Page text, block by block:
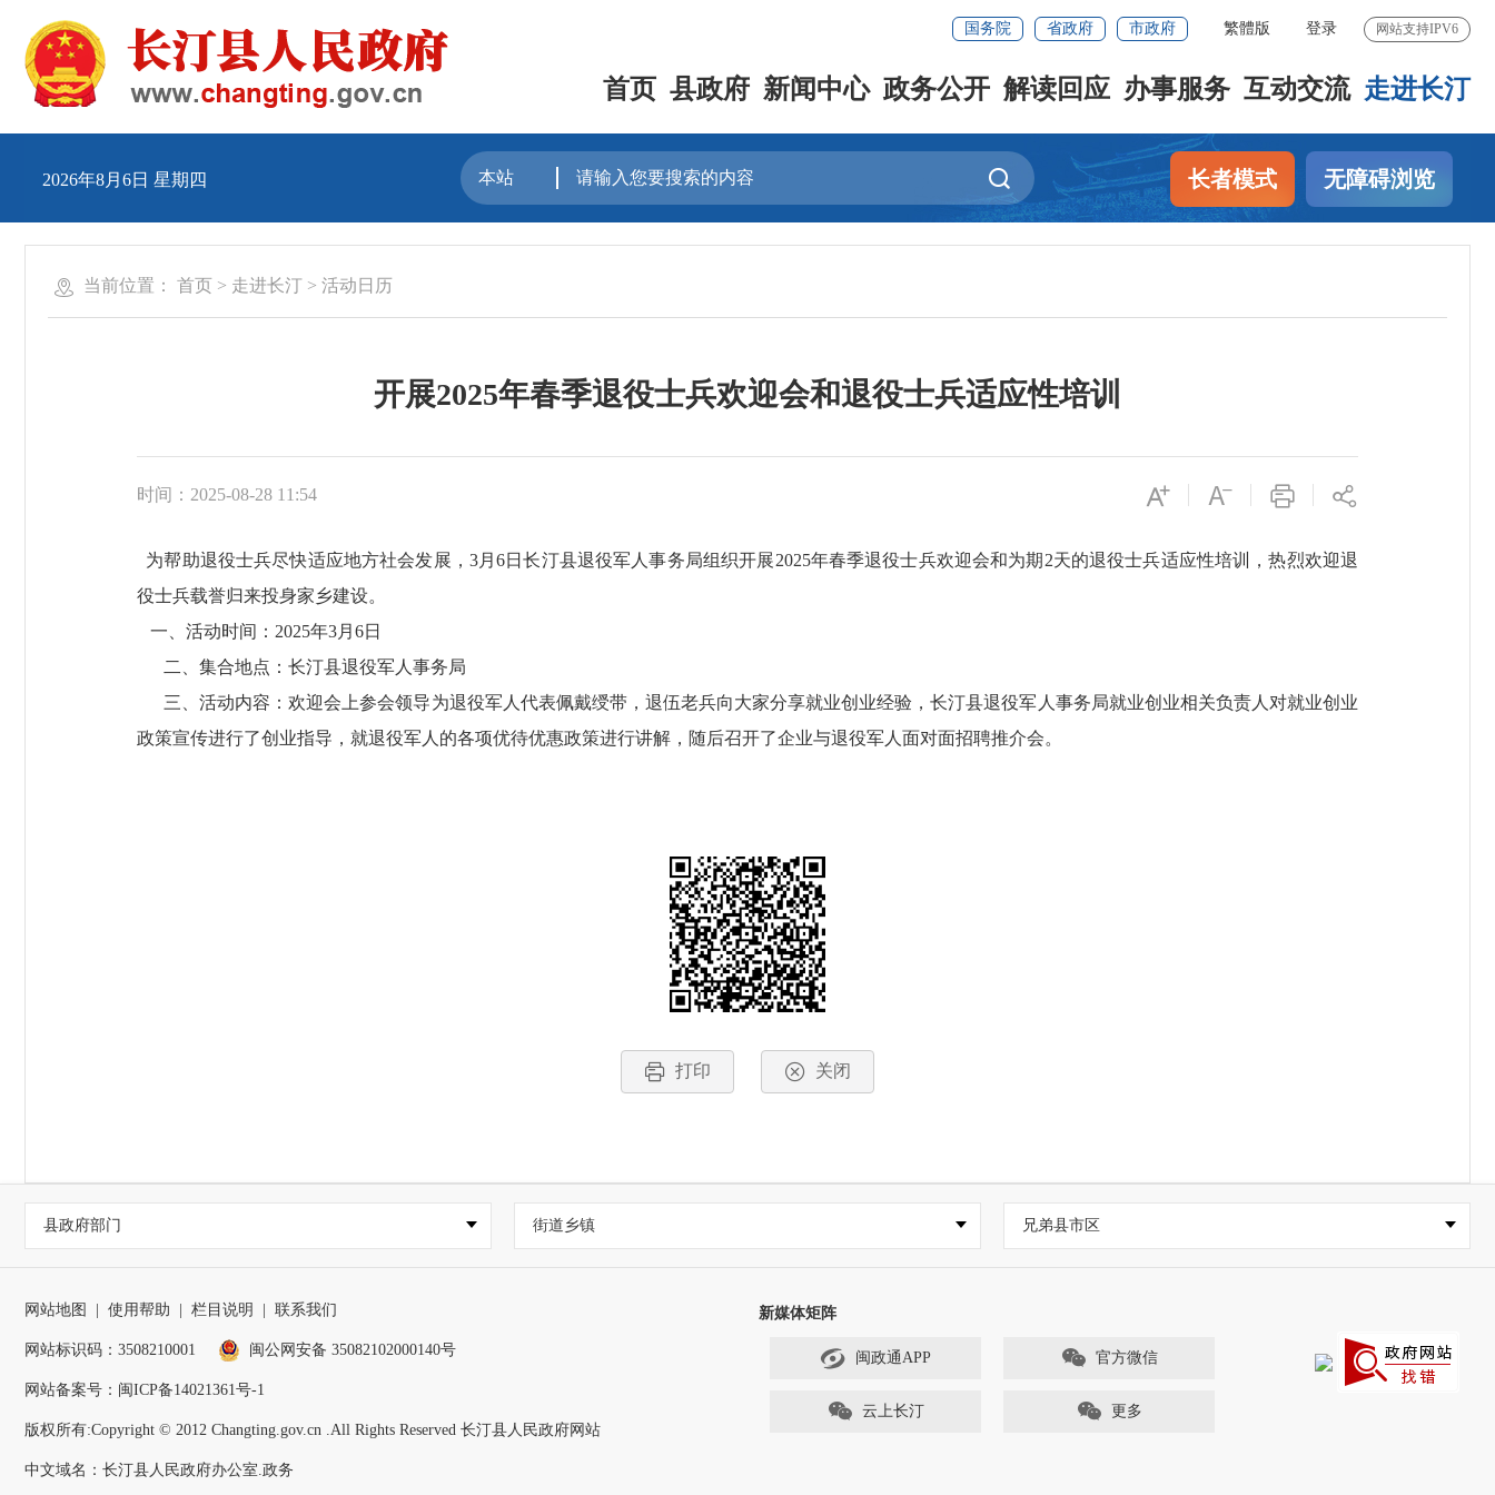
国务院 省政府 市政府 繁體版 登录 网站支持IPV6
首页 县政府 新闻中心 政务公开 解读回应 办事服务 互动交流 走进长汀
2026年8月6日 星期四 长者模式 无障碍浏览
当前位置： 首页 > 走进长汀 > 活动日历
开展2025年春季退役士兵欢迎会和退役士兵适应性培训
时间：2025-08-28 11:54
为帮助退役士兵尽快适应地方社会发展，3月6日长汀县退役军人事务局组织开展2025年春季退役士兵欢迎会和为期2天的退役士兵适应性培训，热烈欢迎退
役士兵载誉归来投身家乡建设。
一、活动时间：2025年3月6日
二、集合地点：长汀县退役军人事务局
三、活动内容：欢迎会上参会领导为退役军人代表佩戴绶带，退伍老兵向大家分享就业创业经验，长汀县退役军人事务局就业创业相关负责人对就业创业
政策宣传进行了创业指导，就退役军人的各项优待优惠政策进行讲解，随后召开了企业与退役军人面对面招聘推介会。
打印 关闭
县政府部门 街道乡镇 兄弟县市区
网站地图 | 使用帮助 | 栏目说明 | 联系我们
网站标识码：3508210001 闽公网安备 35082102000140号
网站备案号： 闽ICP备14021361号-1
版权所有:Copyright © 2012 Changting.gov.cn .All Rights Reserved 长汀县人民政府网站
中文域名：长汀县人民政府办公室.政务
新媒体矩阵
闽政通APP 官方微信
云上长汀 更多